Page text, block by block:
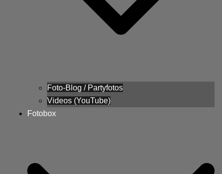
Foto-Blog / Partyfotos
Videos (YouTube)
Fotobox